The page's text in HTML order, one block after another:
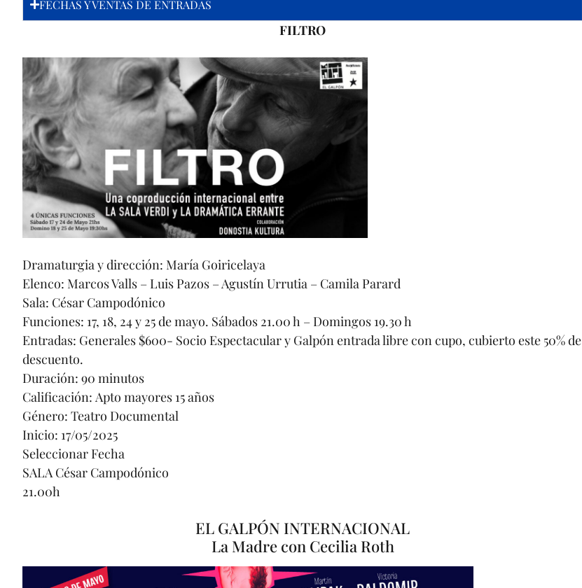
FECHAS Y VENTAS DE ENTRADAS
FILTRO
Dramaturgia y dirección: María Goiricelaya
Elenco: Marcos Valls – Luis Pazos – Agustín Urrutia – Camila Parard
Sala: César Campodónico
Funciones: 17, 18, 24 y 25 de mayo. Sábados 21.00 h – Domingos 19.30 h
Entradas: Generales $600- Socio Espectacular y Galpón entrada libre con cupo, cubierto este 50% de
descuento.
Duración: 90 minutos
Calificación: Apto mayores 15 años
Género: Teatro Documental
Inicio: 17/05/2025
Seleccionar Fecha
SALA César Campodónico
21.00h
EL GALPÓN INTERNACIONAL
La Madre con Cecilia Roth